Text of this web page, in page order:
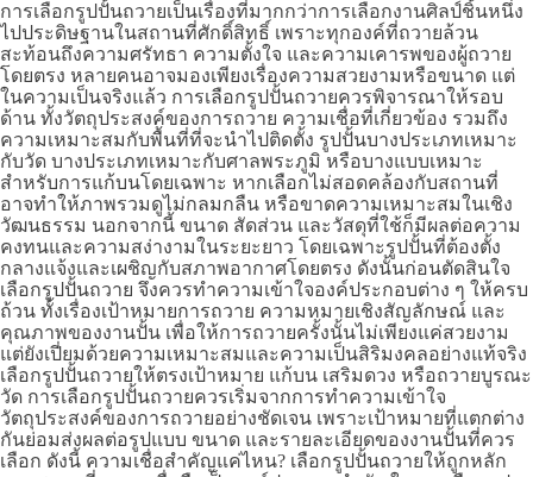
การเลือกรูปปั้นถวายเป็นเรื่องที่มากกว่าการเลือกงานศิลป์ชิ้นหนึ่ง
ไปประดิษฐานในสถานที่ศักดิ์สิทธิ์ เพราะทุกองค์ที่ถวายล้วน
สะท้อนถึงความศรัทธา ความตั้งใจ และความเคารพของผู้ถวาย
โดยตรง หลายคนอาจมองเพียงเรื่องความสวยงามหรือขนาด แต่
ในความเป็นจริงแล้ว การเลือกรูปปั้นถวายควรพิจารณาให้รอบ
ด้าน ทั้งวัตถุประสงค์ของการถวาย ความเชื่อที่เกี่ยวข้อง รวมถึง
ความเหมาะสมกับพื้นที่ที่จะนำไปติดตั้ง รูปปั้นบางประเภทเหมาะ
กับวัด บางประเภทเหมาะกับศาลพระภูมิ หรือบางแบบเหมาะ
สำหรับการแก้บนโดยเฉพาะ หากเลือกไม่สอดคล้องกับสถานที่
อาจทำให้ภาพรวมดูไม่กลมกลืน หรือขาดความเหมาะสมในเชิง
วัฒนธรรม นอกจากนี้ ขนาด สัดส่วน และวัสดุที่ใช้ก็มีผลต่อความ
คงทนและความสง่างามในระยะยาว โดยเฉพาะรูปปั้นที่ต้องตั้ง
กลางแจ้งและเผชิญกับสภาพอากาศโดยตรง ดังนั้นก่อนตัดสินใจ
เลือกรูปปั้นถวาย จึงควรทำความเข้าใจองค์ประกอบต่าง ๆ ให้ครบ
ถ้วน ทั้งเรื่องเป้าหมายการถวาย ความหมายเชิงสัญลักษณ์ และ
คุณภาพของงานปั้น เพื่อให้การถวายครั้งนั้นไม่เพียงแค่สวยงาม
แต่ยังเปี่ยมด้วยความเหมาะสมและความเป็นสิริมงคลอย่างแท้จริง
เลือกรูปปั้นถวายให้ตรงเป้าหมาย แก้บน เสริมดวง หรือถวายบูรณะ
วัด การเลือกรูปปั้นถวายควรเริ่มจากการทำความเข้าใจ
วัตถุประสงค์ของการถวายอย่างชัดเจน เพราะเป้าหมายที่แตกต่าง
กันย่อมส่งผลต่อรูปแบบ ขนาด และรายละเอียดของงานปั้นที่ควร
เลือก ดังนี้ ความเชื่อสำคัญแค่ไหน? เลือกรูปปั้นถวายให้ถูกหลัก